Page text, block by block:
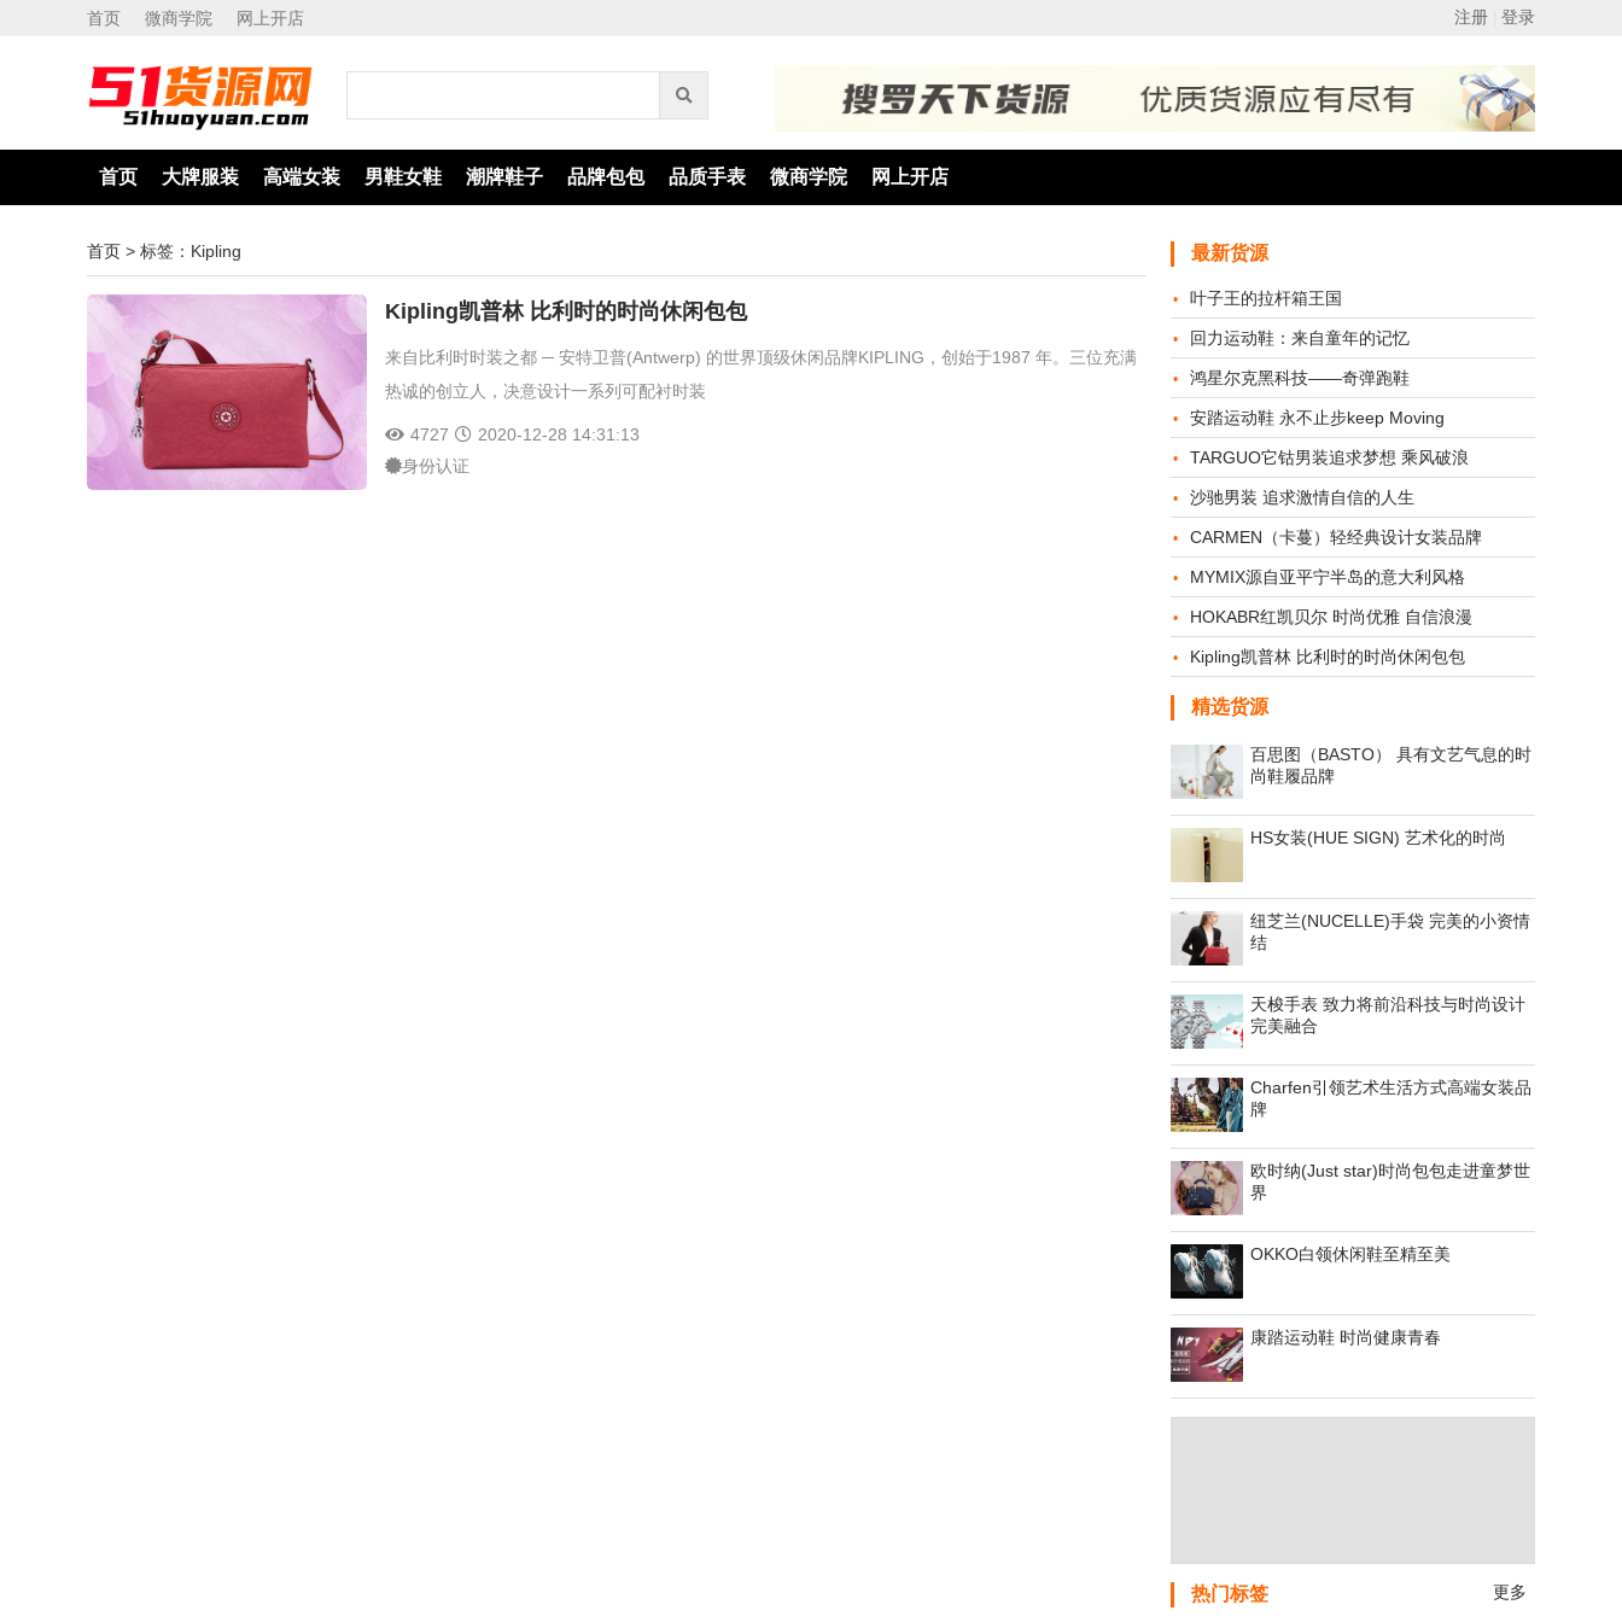
首页 微商学院 网上开店
首页 大牌服装 高端女装 男鞋女鞋 潮牌鞋子 品牌包包 品质手表 微商学院 网上开店
首页 > 标签：Kipling
Kipling凯普林 比利时的时尚休闲包包
来自比利时时装之都 ─ 安特卫普(Antwerp) 的世界顶级休闲品牌KIPLING，创始于1987 年。三位充满
热诚的创立人，决意设计一系列可配衬时装
4727
2020-12-28 14:31:13
身份认证
最新货源
叶子王的拉杆箱王国
回力运动鞋：来自童年的记忆
鸿星尔克黑科技——奇弹跑鞋
安踏运动鞋 永不止步keep Moving
TARGUO它钴男装追求梦想 乘风破浪
沙驰男装 追求激情自信的人生
CARMEN（卡蔓）轻经典设计女装品牌
MYMIX源自亚平宁半岛的意大利风格
HOKABR红凯贝尔 时尚优雅 自信浪漫
Kipling凯普林 比利时的时尚休闲包包
精选货源
百思图（BASTO） 具有文艺气息的时
尚鞋履品牌
HS女装(HUE SIGN) 艺术化的时尚
纽芝兰(NUCELLE)手袋 完美的小资情
结
天梭手表 致力将前沿科技与时尚设计
完美融合
Charfen引领艺术生活方式高端女装品
牌
欧时纳(Just star)时尚包包走进童梦世
界
OKKO白领休闲鞋至精至美
康踏运动鞋 时尚健康青春
热门标签 更多